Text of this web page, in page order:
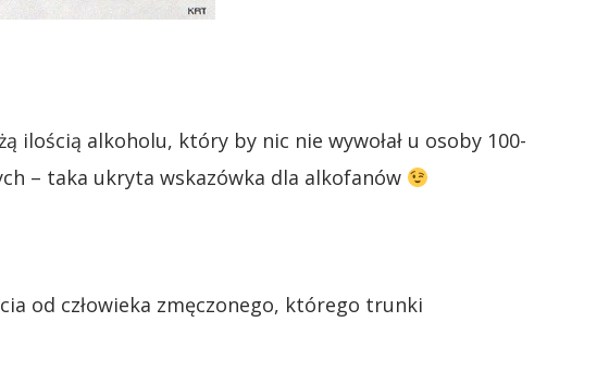
alkoholu, który by nic nie wywołał u osoby 100-
– taka ukryta wskazówka dla alkofanów
od człowieka zmęczonego, którego trunki